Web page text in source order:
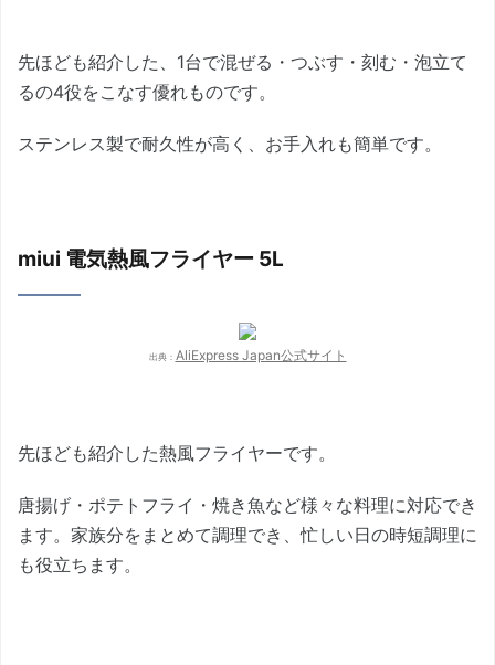
先ほども紹介した、1台で混ぜる・つぶす・刻む・泡立て
るの4役をこなす優れものです。
ステンレス製で耐久性が高く、お手入れも簡単です。
miui 電気熱風フライヤー 5L
出典： AliExpress Japan公式サイト
先ほども紹介した熱風フライヤーです。
唐揚げ・ポテトフライ・焼き魚など様々な料理に対応でき
ます。家族分をまとめて調理でき、忙しい日の時短調理に
も役立ちます。